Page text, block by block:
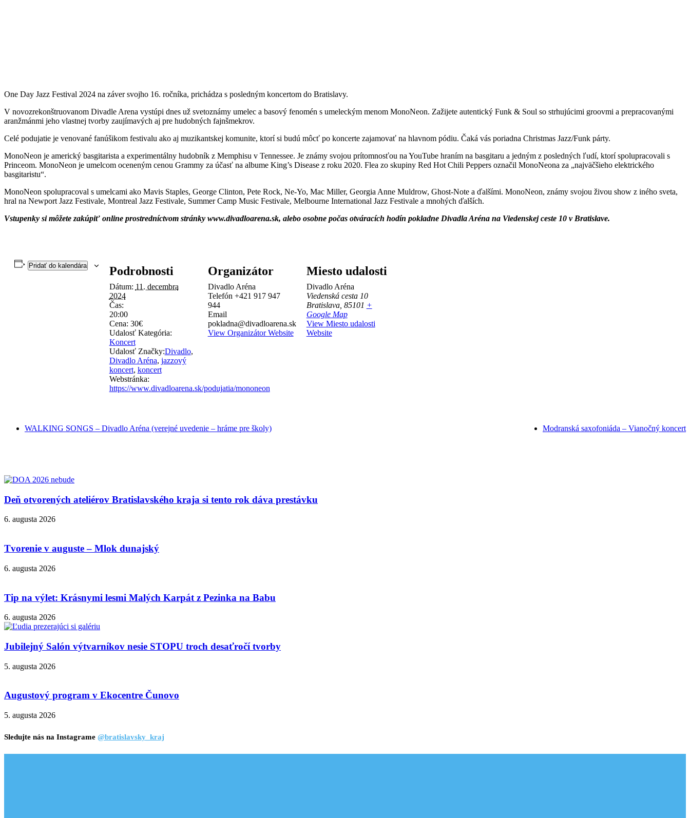
One Day Jazz Festival 2024 na záver svojho 16. ročníka, prichádza s posledným koncertom do Bratislavy.
V novozrekonštruovanom Divadle Arena vystúpi dnes už svetoznámy umelec a basový fenomén s umeleckým menom MonoNeon. Zažijete autentický Funk & Soul so strhujúcimi groovmi a prepracovanými
aranžmánmi jeho vlastnej tvorby zaujímavých aj pre hudobných fajnšmekrov.
Celé podujatie je venované fanúšikom festivalu ako aj muzikantskej komunite, ktorí si budú môcť po koncerte zajamovať na hlavnom pódiu. Čaká vás poriadna Christmas Jazz/Funk párty.
MonoNeon je americký basgitarista a experimentálny hudobník z Memphisu v Tennessee. Je známy svojou prítomnosťou na YouTube hraním na basgitaru a jedným z posledných ľudí, ktorí spolupracovali s
Princeom. MonoNeon je umelcom oceneným cenou Grammy za účasť na albume King’s Disease z roku 2020. Flea zo skupiny Red Hot Chili Peppers označil MonoNeona za „najväčšieho elektrického
basgitaristu“.
MonoNeon spolupracoval s umelcami ako Mavis Staples, George Clinton, Pete Rock, Ne-Yo, Mac Miller, Georgia Anne Muldrow, Ghost-Note a ďalšími. MonoNeon, známy svojou živou show z iného sveta,
hral na Newport Jazz Festivale, Montreal Jazz Festivale, Summer Camp Music Festivale, Melbourne International Jazz Festivale a mnohých ďalších.
Vstupenky si môžete zakúpiť online prostredníctvom stránky www.divadloarena.sk, alebo osobne počas otváracích hodín pokladne Divadla Aréna na Viedenskej ceste 10 v Bratislave.
Pridať do kalendára Podrobnosti
Dátum: 11. decembra
2024
Čas:
20:00
Cena: 30€
Udalosť Kategória:
Koncert
Udalosť Značky:Divadlo,
Divadlo Aréna, jazzový
koncert, koncert
Webstránka:
https://www.divadloarena.sk/podujatia/mononeon
Organizátor
Divadlo Aréna
Telefón +421 917 947
944
Email
pokladna@divadloarena.sk
View Organizátor Website
Miesto udalosti
Divadlo Aréna
Viedenská cesta 10
Bratislava, 85101 +
Google Map
View Miesto udalosti
Website
WALKING SONGS – Divadlo Aréna (verejné uvedenie – hráme pre školy) Modranská saxofoniáda – Vianočný koncert
Deň otvorených ateliérov Bratislavského kraja si tento rok dáva prestávku
6. augusta 2026
Tvorenie v auguste – Mlok dunajský
6. augusta 2026
Tip na výlet: Krásnymi lesmi Malých Karpát z Pezinka na Babu
6. augusta 2026
Jubilejný Salón výtvarníkov nesie STOPU troch desaťročí tvorby
5. augusta 2026
Augustový program v Ekocentre Čunovo
5. augusta 2026
Sledujte nás na Instagrame @bratislavsky_kraj